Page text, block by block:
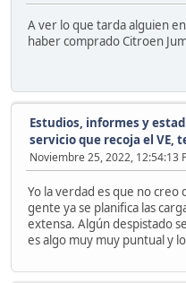
A ver lo que tarda alguien
haber comprado Citroen
Estudios, informes y
servicio que recoja el VE,
Noviembre 25, 2022, 12:54:13
Yo la verdad es que no creo
gente ya se planifica las
extensa. Algún despistado
es algo muy muy puntual y